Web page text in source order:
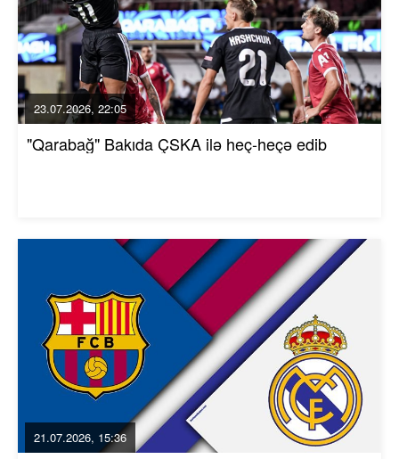
23.07.2026, 22:05
"Qarabağ" Bakıda ÇSKA ilə heç-heçə edib
21.07.2026, 15:36